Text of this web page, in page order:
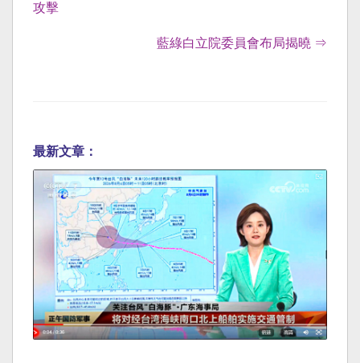
攻擊
藍綠白立院委員會布局揭曉 ⇒
最新文章：